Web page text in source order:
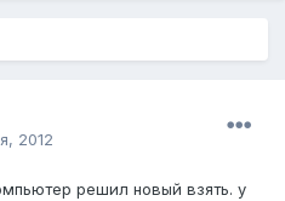
2012
решил новый взять. у